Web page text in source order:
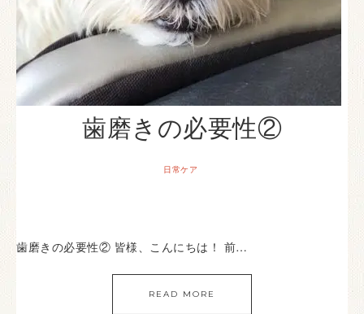
歯磨きの必要性②
日常ケア
歯磨きの必要性② 皆様、こんにちは！ 前…
READ MORE